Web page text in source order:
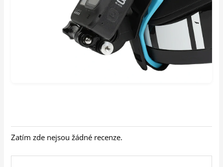
Zatím zde nejsou žádné recenze.